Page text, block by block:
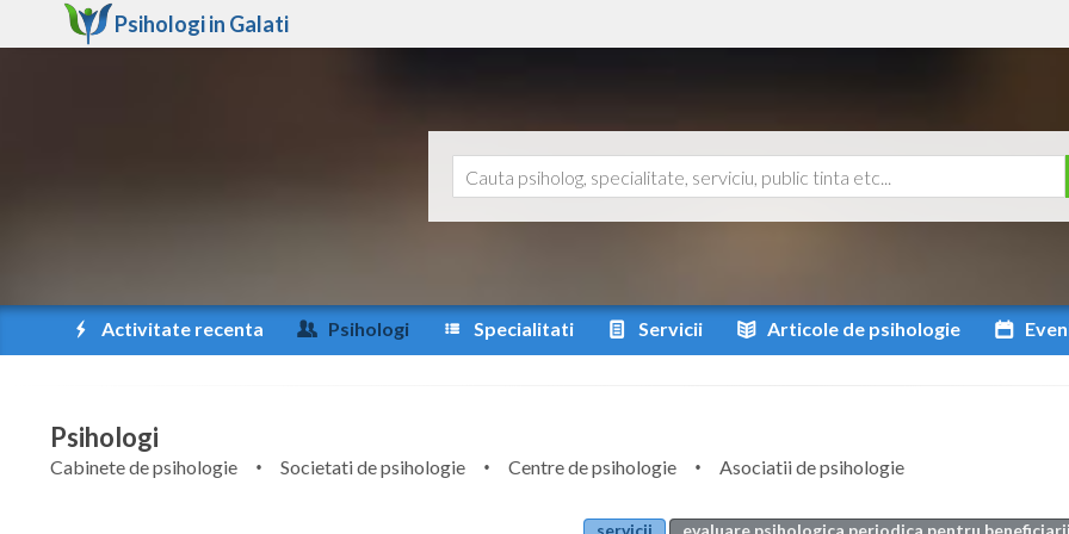
Psihologi in Galati
Activitate recenta Psihologi Specialitati Servicii Articole de psihologie
Psihologi
Cabinete de psihologie Societati de psihologie Centre de psihologie
Asociatii de psihologie
servicii
evaluare psihologica periodica pentru